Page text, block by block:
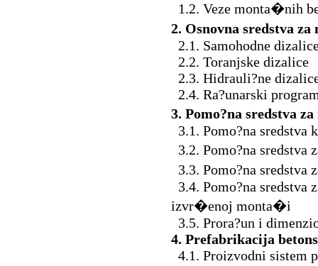
1.2. Veze monta�nih
2. Osnovna sredstva
2.1. Samohodne
2.2. Toranjske dizalice
2.3. Hidrauli?ne
2.4. Ra?unarski
3. Pomo?na sredstva
3.1. Pomo?na sredstva
3.2. Pomo?na
3.3. Pomo?na
3.4. Pomo?na sredstva
izvr�enoj monta�i
3.5. Prora?un i
4. Prefabrikacija
4.1. Proizvodni sistem